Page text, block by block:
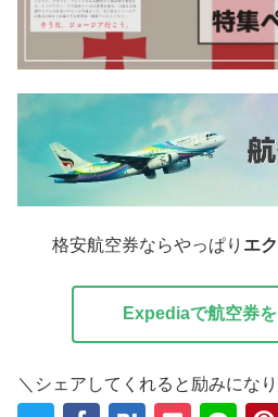
格安航空券ならやっぱり エ
Expediaで航空券を
＼シェアしてくれると励みにな